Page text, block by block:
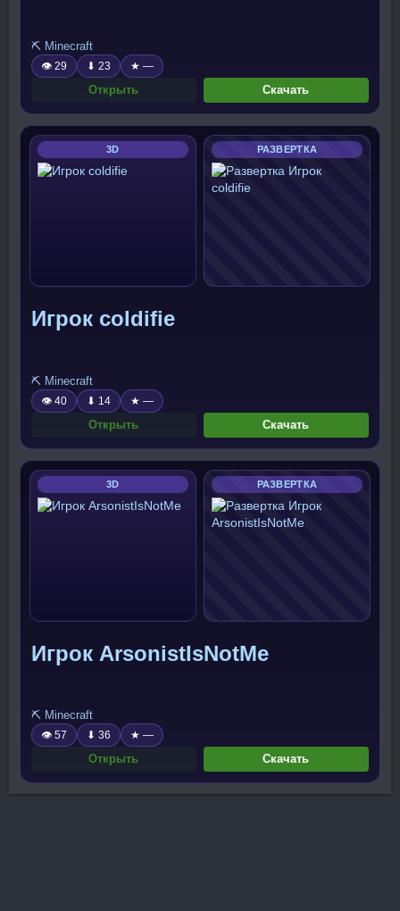
⛏️ Minecraft
👁 29 ⬇ 23 ★ —
Открыть Скачать
3D РАЗВЕРТКА
Игрок coldifie
⛏️ Minecraft
👁 40 ⬇ 14 ★ —
Открыть Скачать
3D РАЗВЕРТКА
Игрок ArsonistIsNotMe
⛏️ Minecraft
👁 57 ⬇ 36 ★ —
Открыть Скачать